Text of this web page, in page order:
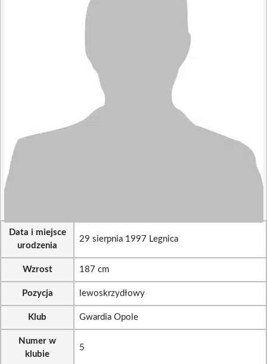
Data i miejsce
urodzenia
29 sierpnia 1997 Legnica
Wzrost 187 cm
Pozycja lewoskrzydłowy
Klub Gwardia Opole
Numer w
klubie
5